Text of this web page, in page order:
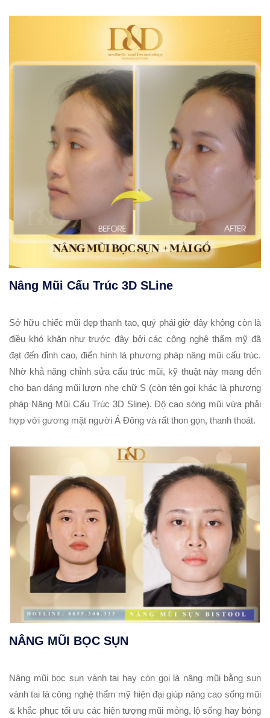
Nâng Mũi Cấu Trúc 3D SLine
Sở hữu chiếc mũi đẹp thanh tao, quý phái giờ đây không còn là
điều khó khăn như trước đây bởi các công nghệ thẩm mỹ đã
đạt đến đỉnh cao, điển hình là phương pháp nâng mũi cấu trúc.
Nhờ khả năng chỉnh sửa cấu trúc mũi, kỹ thuật này mang đến
cho bạn dáng mũi lượn nhẹ chữ S (còn tên gọi khác là phương
pháp Nâng Mũi Cấu Trúc 3D Sline). Độ cao sóng mũi vừa phải
hợp với gương mặt người Á Đông và rất thon gọn, thanh thoát.
NÂNG MŨI BỌC SỤN
Nâng mũi bọc sụn vành tai hay còn gọi là nâng mũi bằng sụn
vành tai là công nghệ thẩm mỹ hiện đại giúp nâng cao sống mũi
& khắc phục tối ưu các hiện tượng mũi mỏng, lộ sống hay bóng